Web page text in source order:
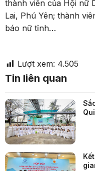
thành viên của Hội nữ
Lai, Phú Yên; thành
báo nữ tỉnh…
Lượt xem: 4.505
Tin liên quan